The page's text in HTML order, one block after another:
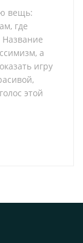
вещь:
где
а
игру
этой